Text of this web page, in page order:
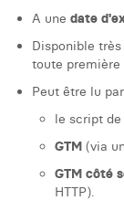
Thomas
Thomas Riis
Victor Hayot
William
Yaël Vanhoe
A une date
Disponible
toute première
Peut être lu
le script de
GTM (via
GTM côté
HTTP).